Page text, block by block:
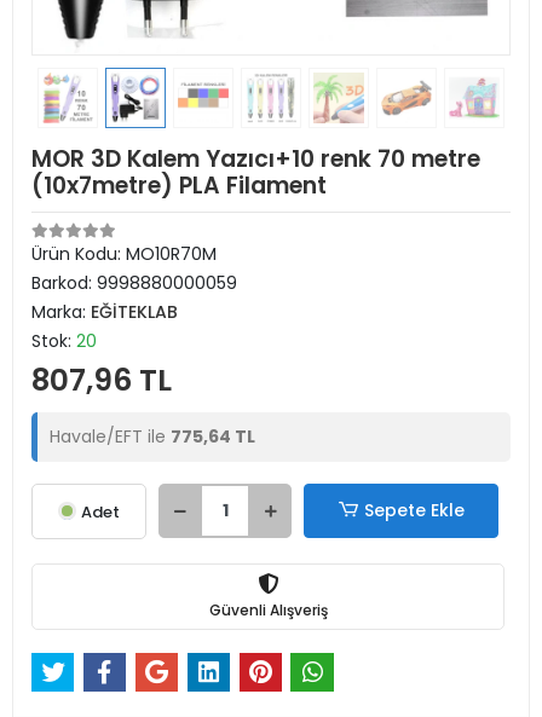
MOR 3D Kalem Yazıcı+10 renk 70 metre
(10x7metre) PLA Filament
Ürün Kodu: MO10R70M
Barkod: 9998880000059
Marka: EĞİTEKLAB
Stok: 20
807,96 TL
Havale/EFT ile 775,64 TL
Adet Sepete Ekle
Güvenli Alışveriş